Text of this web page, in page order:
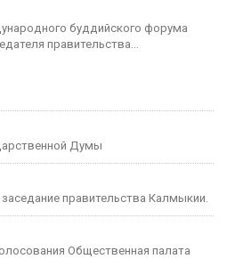
буддийского форума
правительства...
Думы
правительства Калмыкии.
Общественная палата